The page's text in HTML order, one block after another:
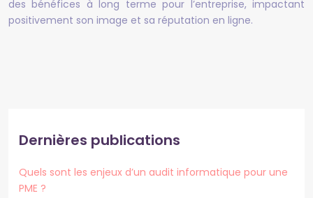
des bénéfices à long terme pour l’entreprise, impactant
positivement son image et sa réputation en ligne.
Dernières publications
Quels sont les enjeux d’un audit informatique pour une
PME ?